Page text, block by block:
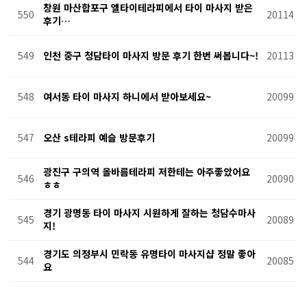
550
창원 마산합포구 엘타이테라피에서 타이 마사지 받은
후기…
20114
549 인천 중구 청담타이 마사지 방문 후기 한번 써봅니다~! 20113
548 여서동 타이 마사지 하니에서 받아보세요~ 20099
547 오산 s테라피 예슬 방문후기 20099
546
광진구 구의역 올바름테라피 저한테는 아주좋았어요
ㅎㅎ
20090
545
경기 광명동 타이 마사지 시원하게 잘하는 청담수마사
지!
20089
544
경기도 의정부시 민락동 유명타이 마사지샵 정말 좋아
요
20085